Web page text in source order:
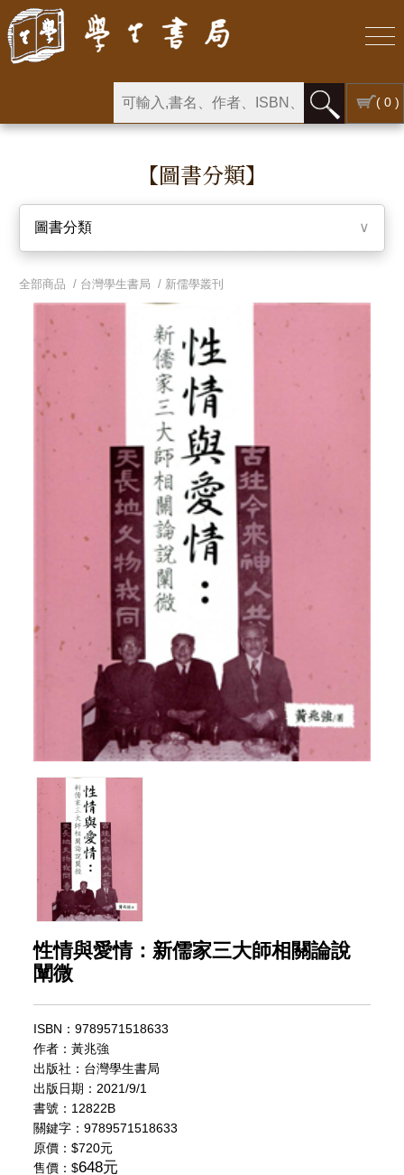
( 0 )
【圖書分類】
圖書分類 ∨
全部商品 / 台灣學生書局 / 新儒學叢刊
性情與愛情：新儒家三大師相關論說
闡微
ISBN：9789571518633
作者：黃兆強
出版社：台灣學生書局
出版日期：2021/9/1
書號：12822B
關鍵字：9789571518633
原價：$720元
售價：$648元